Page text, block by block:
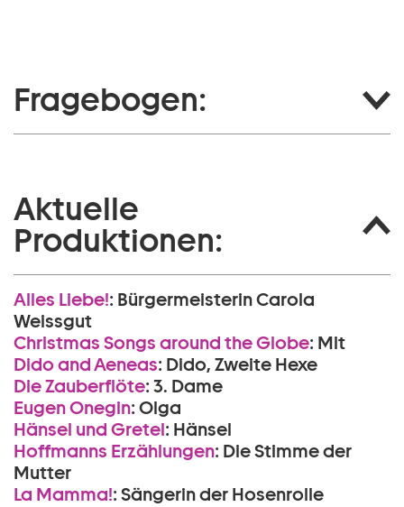
Fragebogen:
Aktuelle
Produktionen:
Alles Liebe!: Bürgermeisterin Carola
Weissgut
Christmas Songs around the Globe: Mit
Dido and Aeneas: Dido, Zweite Hexe
Die Zauberflöte: 3. Dame
Eugen Onegin: Olga
Hänsel und Gretel: Hänsel
Hoffmanns Erzählungen: Die Stimme der
Mutter
La Mamma!: Sängerin der Hosenrolle